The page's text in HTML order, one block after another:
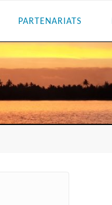
PARTENARIATS